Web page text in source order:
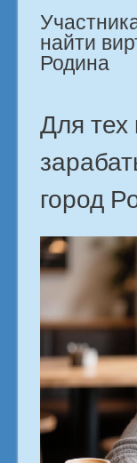
найти
Родина
Для тех
город